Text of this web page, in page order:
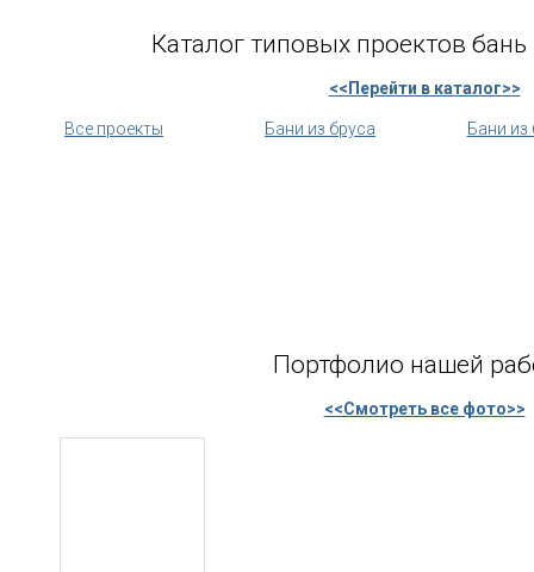
Каталог типовых проектов
<<Перейти в каталог>>
Все проекты Бани из бруса Бани из
Портфолио нашей
<<Смотреть все фото>>